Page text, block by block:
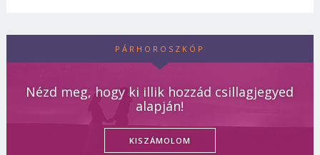
PÁRHOROSZKÓP
Nézd meg, hogy ki illik hozzád csillagjegyed
alapján!
KISZÁMOLOM